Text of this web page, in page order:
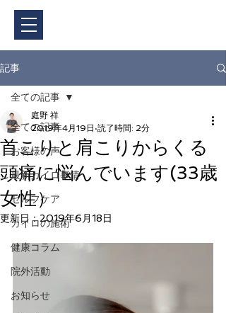
記事
全ての記事
お客様の声
最新カイロ事情
セルフケア
カイロの施術
健康コラム
院外活動
お知らせ
全ての記事
首こりと肩こりからくる
頭痛に悩んでいます(33歳
女性）
庭野 祥
2019年4月19日 読了時間: 2分
更新日：2019年6月18日